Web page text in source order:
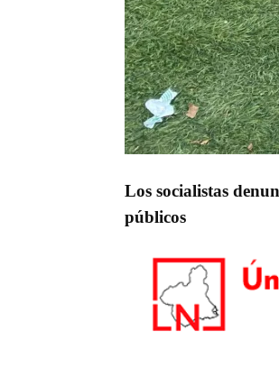
Los socialistas
públicos